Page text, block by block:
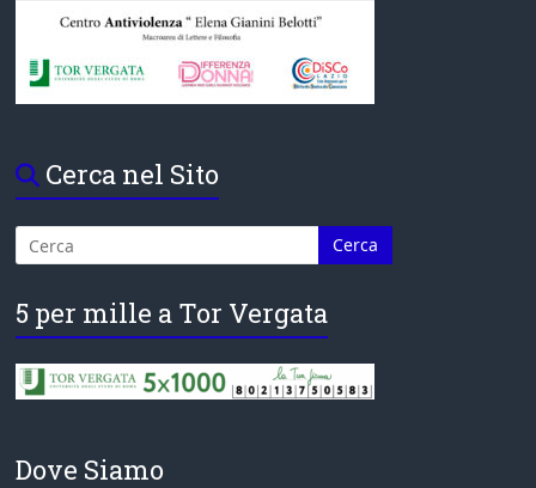
Cerca nel Sito
5 per mille a Tor Vergata
Dove Siamo